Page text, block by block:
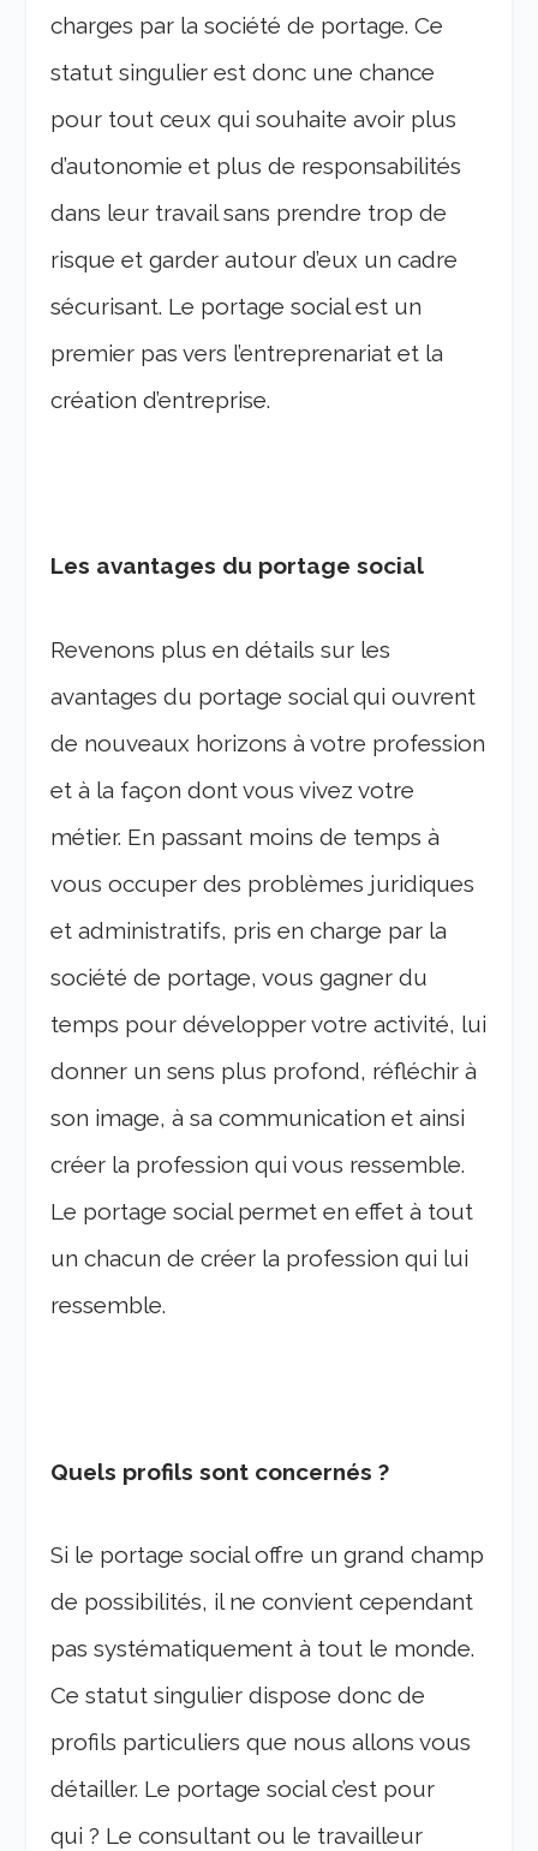
charges par la société de portage. Ce
statut singulier est donc une chance
pour tout ceux qui souhaite avoir plus
d’autonomie et plus de responsabilités
dans leur travail sans prendre trop de
risque et garder autour d’eux un cadre
sécurisant. Le portage social est un
premier pas vers l’entreprenariat et la
création d’entreprise.
Les avantages du portage social
Revenons plus en détails sur les
avantages du portage social qui ouvrent
de nouveaux horizons à votre profession
et à la façon dont vous vivez votre
métier. En passant moins de temps à
vous occuper des problèmes juridiques
et administratifs, pris en charge par la
société de portage, vous gagner du
temps pour développer votre activité, lui
donner un sens plus profond, réfléchir à
son image, à sa communication et ainsi
créer la profession qui vous ressemble.
Le portage social permet en effet à tout
un chacun de créer la profession qui lui
ressemble.
Quels profils sont concernés ?
Si le portage social offre un grand champ
de possibilités, il ne convient cependant
pas systématiquement à tout le monde.
Ce statut singulier dispose donc de
profils particuliers que nous allons vous
détailler. Le portage social c’est pour
qui ? Le consultant ou le travailleur